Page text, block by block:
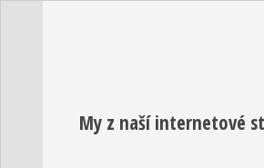
My z naší internetové